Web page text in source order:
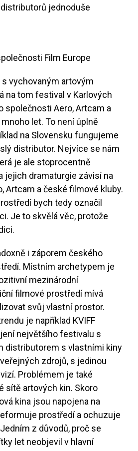
jednoduše
Film Europe
vychovaným artovým
na tom festival v Karlových
společnosti Aero, Artcam a
let. To není úplně
na Slovensku fungujeme
distributor. Nejvíce se nám
je ale stoprocentně
jejich dramaturgie závisí na
Artcam a české filmové kluby.
bych tedy označil
Je to skvělá věc, protože
i záporem českého
Místním archetypem je
mezinárodní
filmové prostředí mívá
svůj vlastní prostor.
je například KVIFF
největšího festivalu s
distributorem s vlastními kiny
zdrojů, s jedinou
Problémem je také
sítě artových kin. Skoro
kina jsou napojena na
prostředí a ochuzuje
z důvodů, proč se
let neobjevil v hlavní